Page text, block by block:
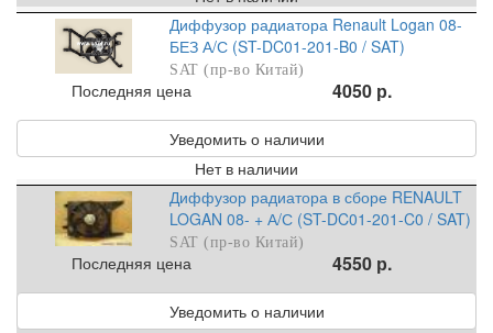
Диффузор радиатора Renault Logan 08-
БЕЗ А/С (ST-DC01-201-B0 / SAT)
SAT (пр-во Китай)
Последняя цена 4050 р.
Уведомить о наличии
Нет в наличии
Диффузор радиатора в сборе RENAULT
LOGAN 08- + А/С (ST-DC01-201-C0 / SAT)
SAT (пр-во Китай)
Последняя цена 4550 р.
Уведомить о наличии